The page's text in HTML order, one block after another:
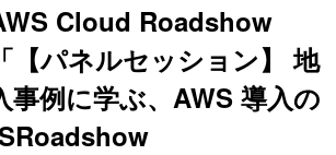
Cloud Roadshow
【パネルセッション】 地
事例に学ぶ、AWS 導入の